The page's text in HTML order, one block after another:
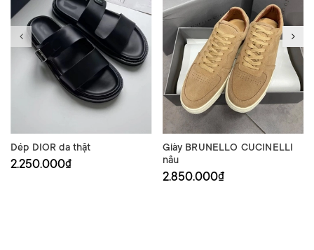
Dép DIOR da thật
2.250.000₫
Giày BRUNELLO CUCINELLI
nâu
2.850.000₫